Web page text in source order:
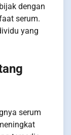
dengan
serum.
yang
serum